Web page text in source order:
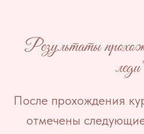
Результаты
После прохождения
отмечены